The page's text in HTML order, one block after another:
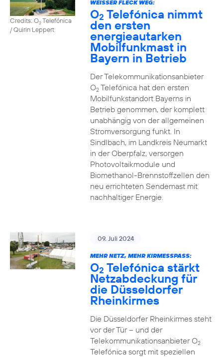
Credits: O2Telefónica
/ Quirin Leppert
WEISSER FLECK WEG:
O2 Telefónica nimmt
den ersten
energieautarken
Mobilfunkmast in
Bayern in Betrieb
Der Telekommunikationsanbieter
O2Telefónica hat den ersten
Mobilfunkstandort Bayerns in
Betrieb genommen, der komplett
unabhängig von der allgemeinen
Stromversorgung funkt. In
Sindlbach, im Landkreis Neumarkt
in der Oberpfalz, versorgen
Photovoltaikmodule und
Biomethanol-Brennstoffzellen den
neu errichteten Sendemast mit
nachhaltiger Energie.
09. Juli 2024
MEHR NETZ, MEHR KIRMESSPASS:
O2 Telefónica stärkt
Netzabdeckung für
die Düsseldorfer
Rheinkirmes
Die Düsseldorfer Rheinkirmes steht
vor der Tür – und der
Telekommunikationsanbieter O2
Telefónica sorgt mit speziellen